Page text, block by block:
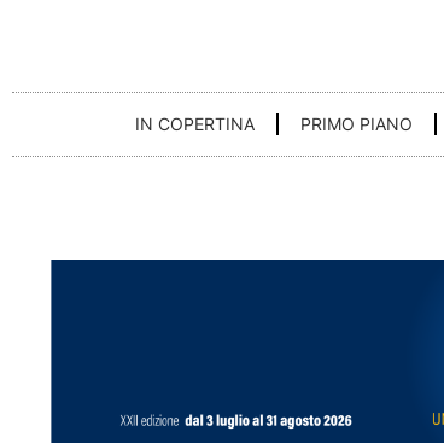
IN COPERTINA PRIMO PIANO